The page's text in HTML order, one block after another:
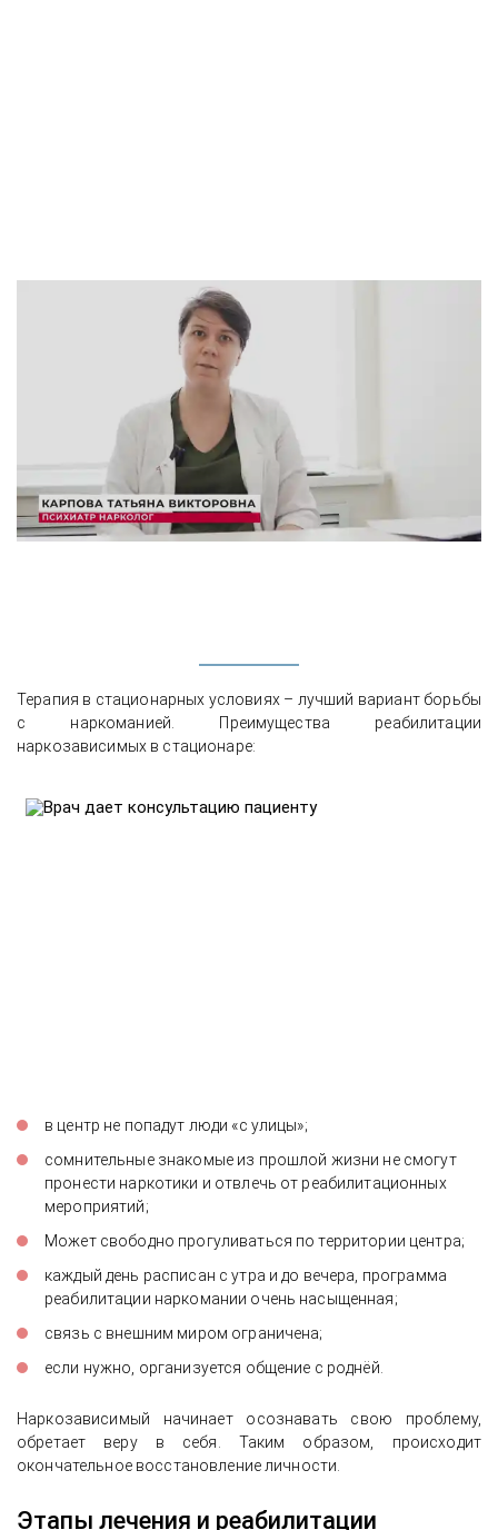
Терапия в стационарных условиях – лучший вариант борьбы
с наркоманией. Преимущества реабилитации
наркозависимых в стационаре:
в центр не попадут люди «с улицы»;
сомнительные знакомые из прошлой жизни не смогут
пронести наркотики и отвлечь от реабилитационных
мероприятий;
Может свободно прогуливаться по территории центра;
каждый день расписан с утра и до вечера, программа
реабилитации наркомании очень насыщенная;
связь с внешним миром ограничена;
если нужно, организуется общение с роднёй.
Наркозависимый начинает осознавать свою проблему,
обретает веру в себя. Таким образом, происходит
окончательное восстановление личности.
Этапы лечения и реабилитации